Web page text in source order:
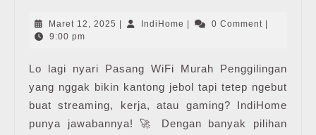
Murah
Maret 12, 2025 Maret
IndiHome IndiHome0 Comment
9:00 pm
Lo lagi nyari Pasang WiFi Murah Penggilingan
yang nggak bikin kantong jebol tapi tetep ngebut
buat streaming, kerja, atau gaming? IndiHome
punya jawabannya! 🚀 Dengan banyak pilihan